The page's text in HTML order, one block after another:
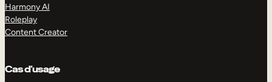
Harmony AI
Roleplay
Content Creator
Cas d’usage